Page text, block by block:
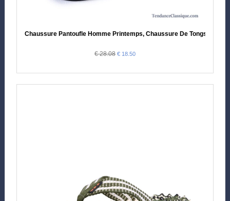
Chaussure Pantoufle Homme Printemps, Chaussure De Tongs
€ 28.08 € 18.50